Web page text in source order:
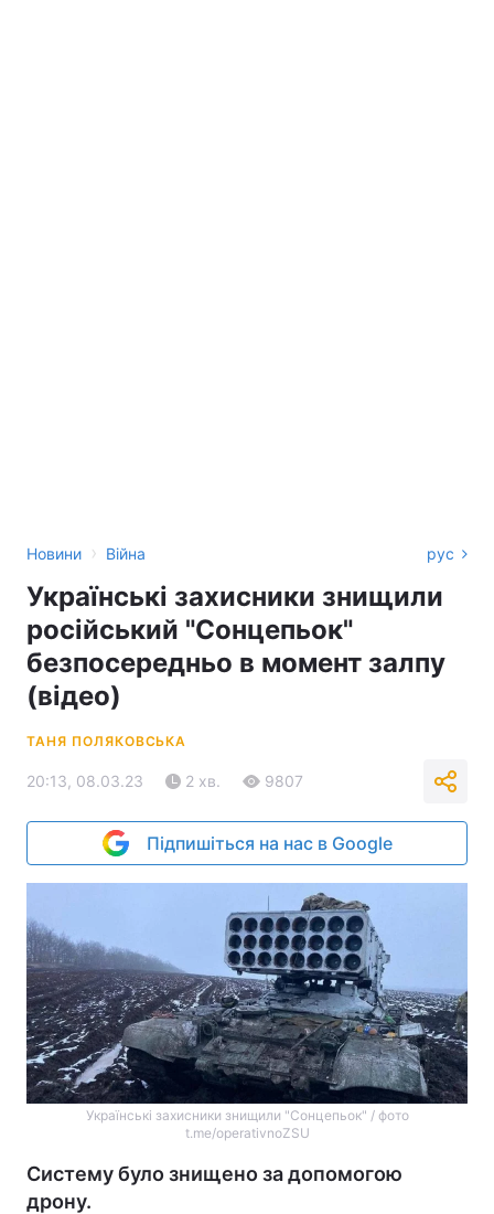
Новини › Війна рус
Українські захисники знищили
російський "Сонцепьок"
безпосередньо в момент залпу
(відео)
ТАНЯ ПОЛЯКОВСЬКА
20:13, 08.03.23 2 хв. 9807
Підпишіться на нас в Google
Українські захисники знищили "Сонцепьок" / фото
t.me/operativnoZSU
Систему було знищено за допомогою
дрону.